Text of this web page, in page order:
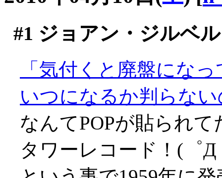
#1 ジョアン・ジルベ
「気付くと廃盤にな
いつになるか判らな
なんてPOPが貼られ
タワーレコード！(゜Д